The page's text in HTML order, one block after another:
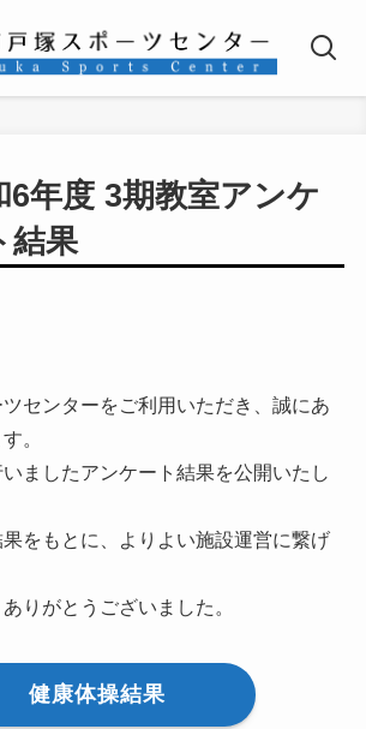
6年度 3期教室アンケ
結果
センターをご利用いただき、誠にあ
。
ましたアンケート結果を公開いたし
をもとに、よりよい施設運営に繋げ
りがとうございました。
健康体操結果